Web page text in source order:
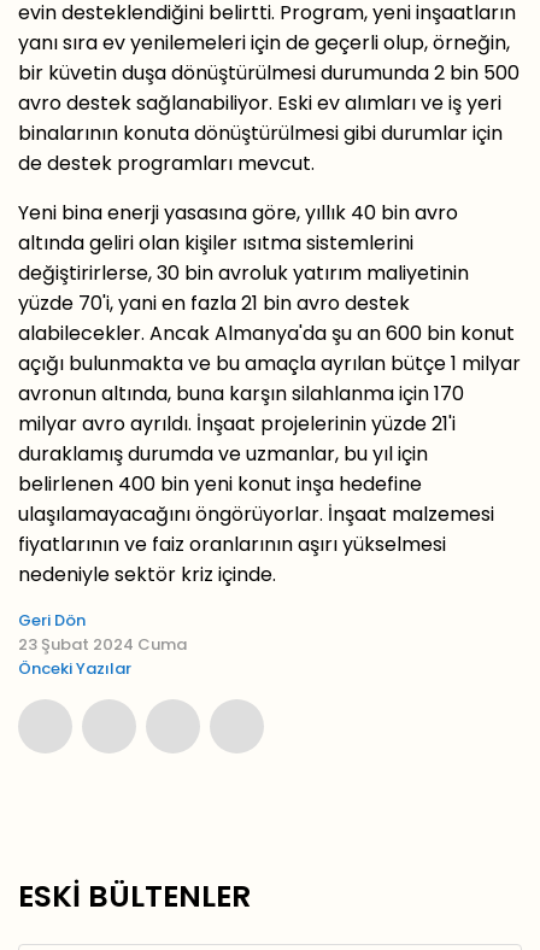
evin desteklendiğini belirtti. Program, yeni inşaatların
yanı sıra ev yenilemeleri için de geçerli olup, örneğin,
bir küvetin duşa dönüştürülmesi durumunda 2 bin 500
avro destek sağlanabiliyor. Eski ev alımları ve iş yeri
binalarının konuta dönüştürülmesi gibi durumlar için
de destek programları mevcut.
Yeni bina enerji yasasına göre, yıllık 40 bin avro
altında geliri olan kişiler ısıtma sistemlerini
değiştirirlerse, 30 bin avroluk yatırım maliyetinin
yüzde 70'i, yani en fazla 21 bin avro destek
alabilecekler. Ancak Almanya'da şu an 600 bin konut
açığı bulunmakta ve bu amaçla ayrılan bütçe 1 milyar
avronun altında, buna karşın silahlanma için 170
milyar avro ayrıldı. İnşaat projelerinin yüzde 21'i
duraklamış durumda ve uzmanlar, bu yıl için
belirlenen 400 bin yeni konut inşa hedefine
ulaşılamayacağını öngörüyorlar. İnşaat malzemesi
fiyatlarının ve faiz oranlarının aşırı yükselmesi
nedeniyle sektör kriz içinde.
Geri Dön
23 Şubat 2024 Cuma
Önceki Yazılar
ESKİ BÜLTENLER